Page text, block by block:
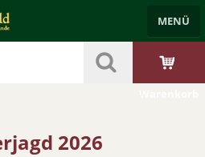
Benutzerkonto Merkzettel
Zubehör
MENÜ
2026